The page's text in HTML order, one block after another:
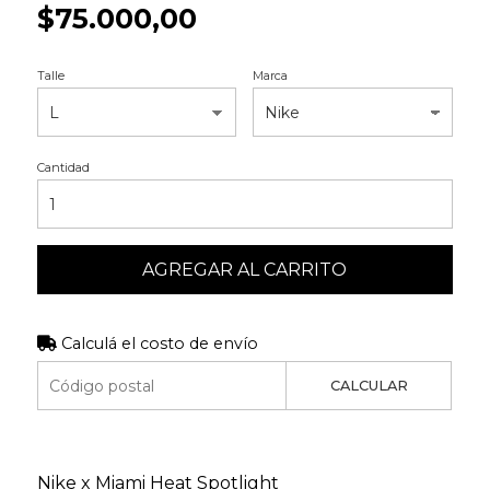
$75.000,00
Talle Marca
Cantidad
AGREGAR AL CARRITO
Calculá el costo de envío
CALCULAR
Nike x Miami Heat Spotlight